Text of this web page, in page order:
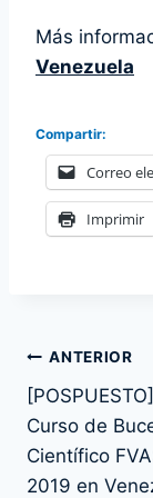
Más
Venezuela
Compartir:
Correo
Imprimir
de
ANTERIOR
Curso de
Científico
2019 en